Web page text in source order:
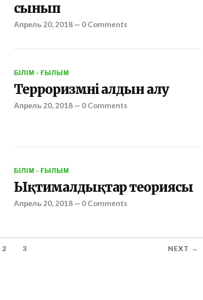
сынып
Апрель 20, 2018— 0 Comments
БІЛІМ - ҒЫЛЫМ
Терроризмнің алдын алу
Апрель 20, 2018— 0 Comments
БІЛІМ - ҒЫЛЫМ
Ықтималдықтар теориясы
Апрель 20, 2018— 0 Comments
2 3 NEXT →